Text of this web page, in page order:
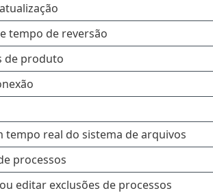
tempo de reversão
de produto
tempo real do sistema de arquivos
processos
editar exclusões de processos